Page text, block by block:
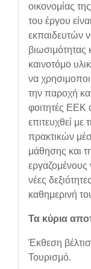
οικονομίας
του έργου
εκπαιδευτών
βιωσιμότητας
καινοτόμο
να
την παροχή
φοιτητές ΕΕΚ
επιτευχθεί
πρακτικών
μάθησης και
εργαζομένους
νέες
καθημερινή
Τα κύρια
Έκθεση
Τουρισμό.